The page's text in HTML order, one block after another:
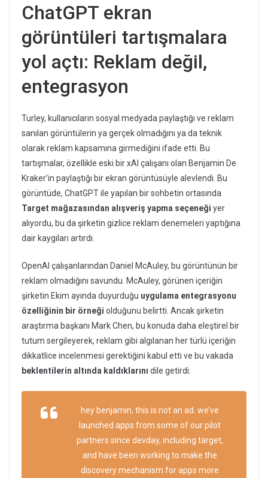
ChatGPT ekran
görüntüleri tartışmalara
yol açtı: Reklam değil,
entegrasyon
Turley, kullanıcıların sosyal medyada paylaştığı ve reklam
sanılan görüntülerin ya gerçek olmadığını ya da teknik
olarak reklam kapsamına girmediğini ifade etti. Bu
tartışmalar, özellikle eski bir xAI çalışanı olan Benjamin De
Kraker’in paylaştığı bir ekran görüntüsüyle alevlendi. Bu
görüntüde, ChatGPT ile yapılan bir sohbetin ortasında
Target mağazasından alışveriş yapma seçeneği yer
alıyordu, bu da şirketin gizlice reklam denemeleri yaptığına
dair kaygıları artırdı.
OpenAI çalışanlarından Daniel McAuley, bu görüntünün bir
reklam olmadığını savundu. McAuley, görünen içeriğin
şirketin Ekim ayında duyurduğu uygulama entegrasyonu
özelliğinin bir örneği olduğunu belirtti. Ancak şirketin
araştırma başkanı Mark Chen, bu konuda daha eleştirel bir
tutum sergileyerek, reklam gibi algılanan her türlü içeriğin
dikkatlice incelenmesi gerektiğini kabul etti ve bu vakada
beklentilerin altında kaldıklarını dile getirdi.
hey benjamin, this is not an ad. we’ve
launched apps from some of our pilot
partners since devday, including target,
and have been working to make the
discovery mechanism for apps more